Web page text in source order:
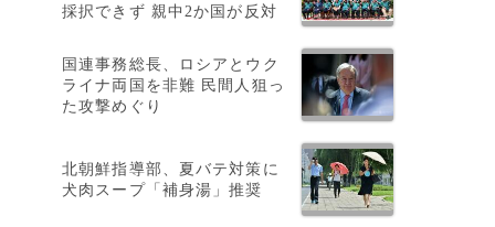
採択できず 親中2か国が反対
国連事務総長、ロシアとウク
ライナ両国を非難 民間人狙っ
た攻撃めぐり
北朝鮮指導部、夏バテ対策に
犬肉スープ「補身湯」推奨